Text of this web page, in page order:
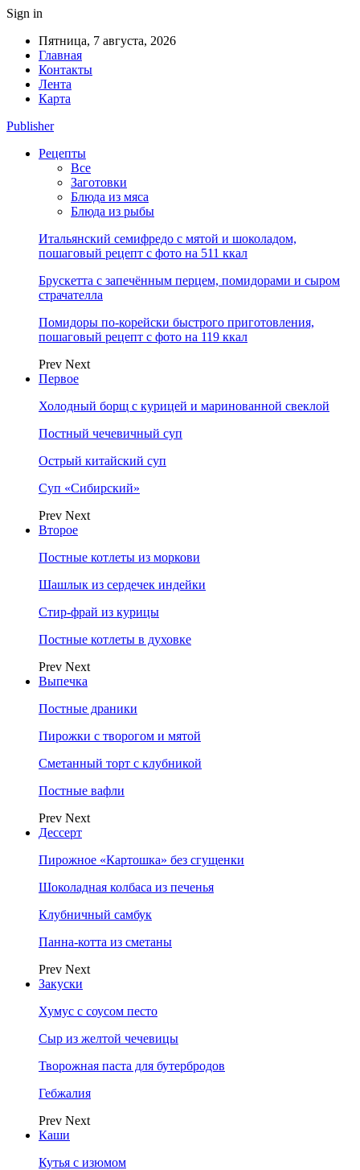
Sign in
Пятница, 7 августа, 2026
Главная
Контакты
Лента
Карта
Publisher
Рецепты
Все
Заготовки
Блюда из мяса
Блюда из рыбы
Итальянский семифредо с мятой и шоколадом,
пошаговый рецепт с фото на 511 ккал
Брускетта с запечённым перцем, помидорами и сыром
страчателла
Помидоры по-корейски быстрого приготовления,
пошаговый рецепт с фото на 119 ккал
Prev Next
Первое
Холодный борщ с курицей и маринованной свеклой
Постный чечевичный суп
Острый китайский суп
Суп «Сибирский»
Prev Next
Второе
Постные котлеты из моркови
Шашлык из сердечек индейки
Стир-фрай из курицы
Постные котлеты в духовке
Prev Next
Выпечка
Постные драники
Пирожки с творогом и мятой
Сметанный торт с клубникой
Постные вафли
Prev Next
Дессерт
Пирожное «Картошка» без сгущенки
Шоколадная колбаса из печенья
Клубничный самбук
Панна-котта из сметаны
Prev Next
Закуски
Хумус с соусом песто
Сыр из желтой чечевицы
Творожная паста для бутербродов
Гебжалия
Prev Next
Каши
Кутья с изюмом